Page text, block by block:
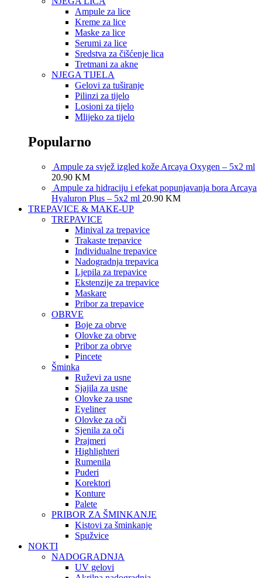
Ampule za lice
Kreme za lice
Maske za lice
Serumi za lice
Sredstva za čišćenje lica
Tretmani za akne
NJEGA TIJELA
Gelovi za tuširanje
Pilinzi za tijelo
Losioni za tijelo
Mlijeko za tijelo
Popularno
Ampule za svjež izgled kože Arcaya Oxygen – 5x2 ml
20.90 KM
Ampule za hidraciju i efekat popunjavanja bora Arcaya
Hyaluron Plus – 5x2 ml 20.90 KM
TREPAVICE & MAKE-UP
TREPAVICE
Minival za trepavice
Trakaste trepavice
Individualne trepavice
Nadogradnja trepavica
Ljepila za trepavice
Ekstenzije za trepavice
Maskare
Pribor za trepavice
OBRVE
Boje za obrve
Olovke za obrve
Pribor za obrve
Pincete
Šminka
Ruževi za usne
Sjajila za usne
Olovke za usne
Eyeliner
Olovke za oči
Sjenila za oči
Prajmeri
Highlighteri
Rumenila
Puderi
Korektori
Konture
Palete
PRIBOR ZA ŠMINKANJE
Kistovi za šminkanje
Spužvice
NOKTI
NADOGRADNJA
UV gelovi